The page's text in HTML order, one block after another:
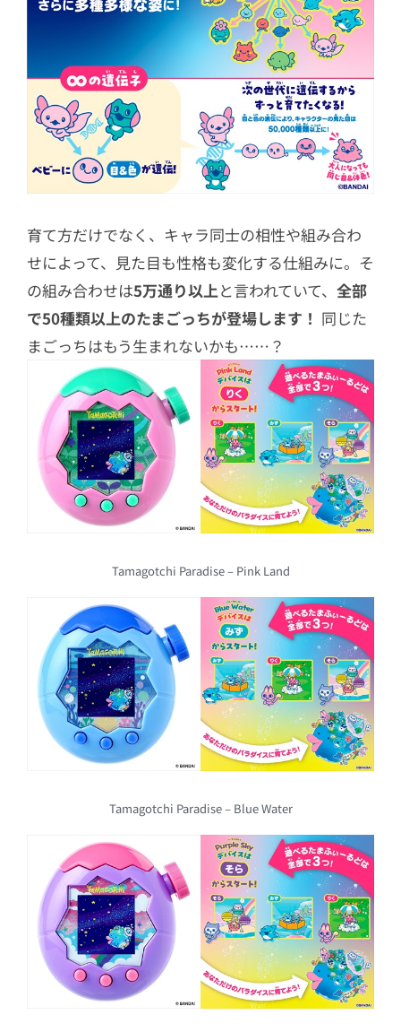
育て方だけでなく、キャラ同士の相性や組み合わ
せによって、見た目も性格も変化する仕組みに。そ
の組み合わせは5万通り以上と言われていて、 全部
で50種類以上のたまごっちが登場します！ 同じた
まごっちはもう生まれないかも……？
Tamagotchi Paradise – Pink Land
Tamagotchi Paradise – Blue Water